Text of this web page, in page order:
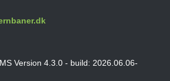
Version 4.3.0 - build: 2026.06.06-